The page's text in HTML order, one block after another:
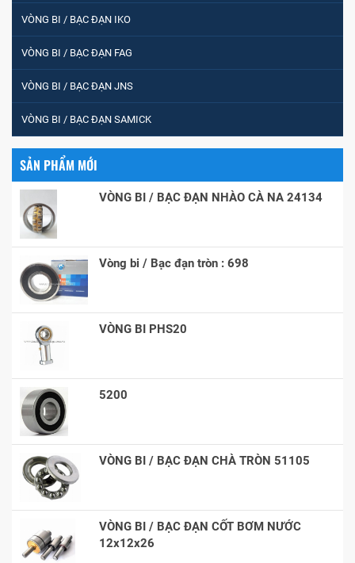
VÒNG BI / BẠC ĐẠN IKO
VÒNG BI / BẠC ĐẠN FAG
VÒNG BI / BẠC ĐẠN JNS
VÒNG BI / BẠC ĐẠN SAMICK
SẢN PHẨM MỚI
VÒNG BI / BẠC ĐẠN NHÀO CÀ NA 24134
Vòng bi / Bạc đạn tròn : 698
VÒNG BI PHS20
5200
VÒNG BI / BẠC ĐẠN CHÀ TRÒN 51105
VÒNG BI / BẠC ĐẠN CỐT BƠM NƯỚC
12x12x26